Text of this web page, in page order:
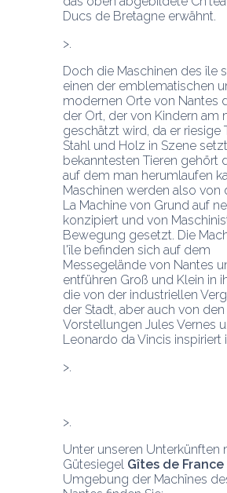
Ducs de Bretagne erwähnt.
Doch die Maschinen des île
einen der emblematischen
modernen Orte von Nantes
der Ort, der von Kindern am
geschätzt wird, da er riesige
Stahl und Holz in Szene
bekanntesten Tieren gehört
auf dem man herumlaufen
Maschinen werden also von
La Machine von Grund auf
konzipiert und von
Bewegung gesetzt. Die
l'île befinden sich auf dem
Messegelände von Nantes
entführen Groß und Klein in
die von der industriellen
der Stadt, aber auch von den
Vorstellungen Jules Vernes
Leonardo da Vincis inspiriert
Unter unseren Unterkünften
Gütesiegel Gîtes de France
Umgebung der Machînes